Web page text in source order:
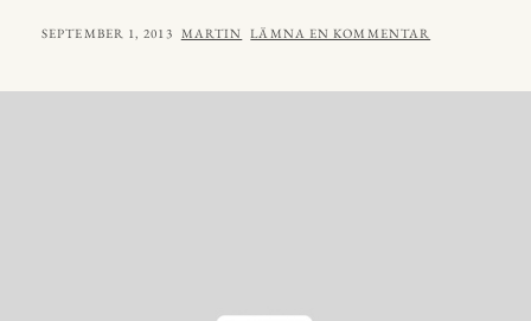
SYSTEMKAMERA
PUBLICERAT
SEPTEMBER 1, 2013 AV
MARTIN LÄMNA EN KOMMENTAR